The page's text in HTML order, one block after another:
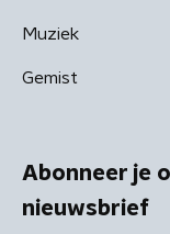
Muziek
Gemist
Abonneer je
nieuwsbrief